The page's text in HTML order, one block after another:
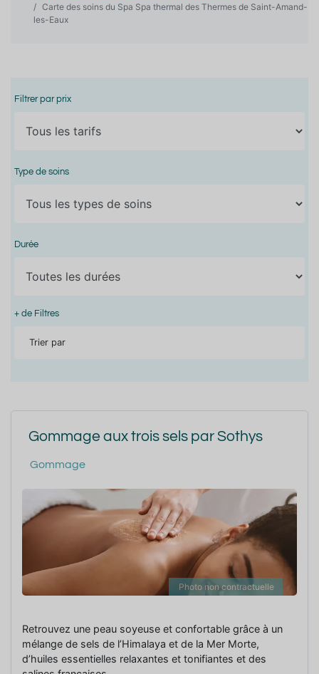
Carte des soins du Spa Spa thermal des Thermes de Saint-Amand-
les-Eaux
Filtrer par prix
Type de soins
Durée
+ de Filtres
Trier par
Gommage aux trois sels par Sothys
Gommage
Photo non contractuelle
Retrouvez une peau soyeuse et confortable grâce à un
mélange de sels de l’Himalaya et de la Mer Morte,
d’huiles essentielles relaxantes et tonifiantes et des